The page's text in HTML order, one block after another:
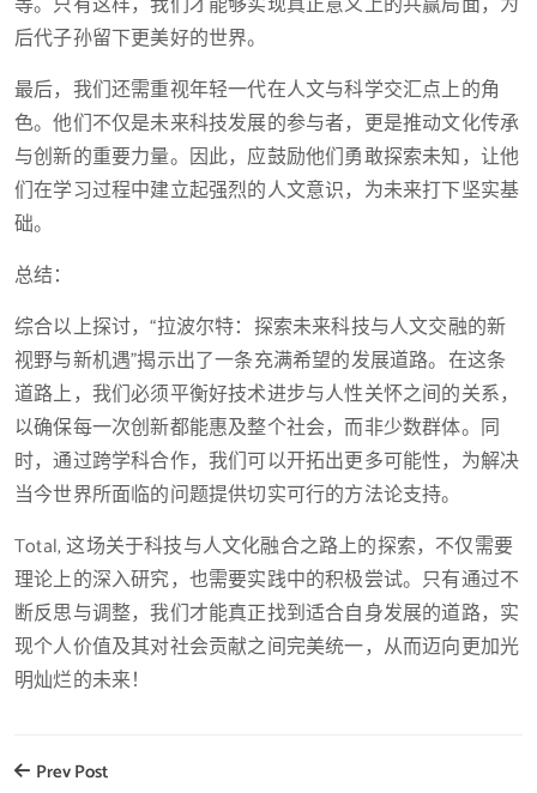
后代子孙留下更美好的世界。
最后，我们还需重视年轻一代在人文与科学交汇点上的角
色。他们不仅是未来科技发展的参与者，更是推动文化传承
与创新的重要力量。因此，应鼓励他们勇敢探索未知，让他
们在学习过程中建立起强烈的人文意识，为未来打下坚实基
础。
总结：
综合以上探讨，“拉波尔特：探索未来科技与人文交融的新
视野与新机遇”揭示出了一条充满希望的发展道路。在这条
道路上，我们必须平衡好技术进步与人性关怀之间的关系，
以确保每一次创新都能惠及整个社会，而非少数群体。同
时，通过跨学科合作，我们可以开拓出更多可能性，为解决
当今世界所面临的问题提供切实可行的方法论支持。
Total, 这场关于科技与人文化融合之路上的探索，不仅需要
理论上的深入研究，也需要实践中的积极尝试。只有通过不
断反思与调整，我们才能真正找到适合自身发展的道路，实
现个人价值及其对社会贡献之间完美统一，从而迈向更加光
明灿烂的未来！
Prev Post